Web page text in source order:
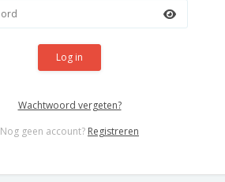
Log in
Wachtwoord vergeten?
Nog geen account? Registreren